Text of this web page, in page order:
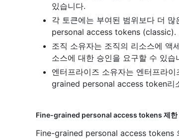
있습니다.
각 토큰에는 부여된 범위보다 더
personal access tokens (classic).
조직 소유자는 조직의 리소스에
소스에 대한 승인을 요구할 수 있습
엔터프라이즈 소유자는 엔터프라
grained personal access token리
Fine-grained personal access tokens 제한
Fine-grained personal access tokens